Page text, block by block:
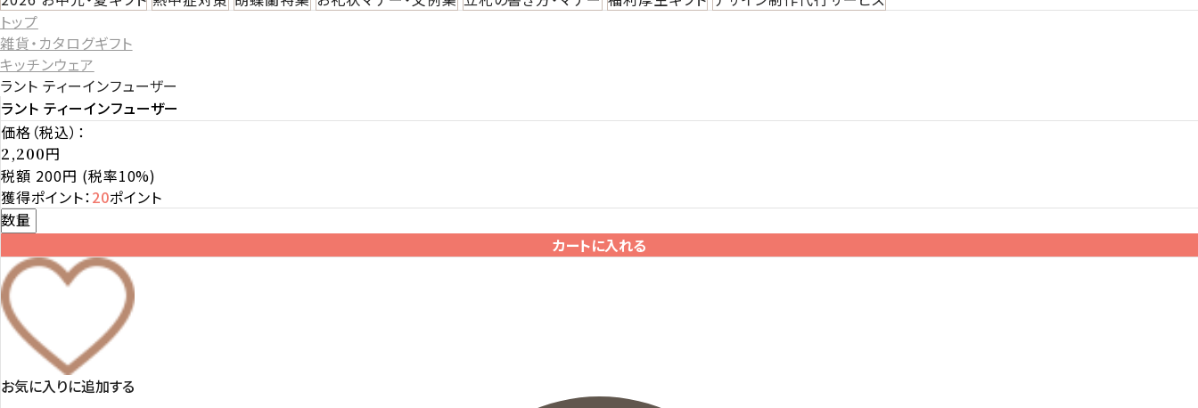
トップ
雑貨・カタログギフト
キッチンウェア
ラント ティーインフューザー
ラント ティーインフューザー
価格（税込）：
2,200円
税額 200円 (税率10%)
獲得ポイント：20ポイント
数量
カートに入れる
お気に入りに追加する